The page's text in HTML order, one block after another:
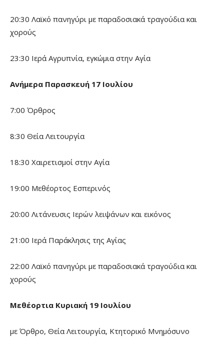
20:30 Λαϊκό πανηγύρι με παραδοσιακά τραγούδια και
χορούς
23:30 Ιερά Αγρυπνία, εγκώμια στην Αγία
Ανήμερα Παρασκευή 17 Ιουλίου
7:00 Όρθρος
8:30 Θεία Λειτουργία
18:30 Χαιρετισμοί στην Αγία
19:00 Μεθέορτος Εσπερινός
20:00 Λιτάνευσις Ιερών λειψάνων και εικόνος
21:00 Ιερά Παράκλησις της Αγίας
22:00 Λαϊκό πανηγύρι με παραδοσιακά τραγούδια και
χορούς
Μεθέορτια Κυριακή 19 Ιουλίου
με Όρθρο, Θεία Λειτουργία, Κτητορικό Μνημόσυνο